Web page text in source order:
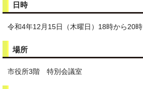
日時
令和4年12月15日（木曜日）18時から20時
場所
市役所3階 特別会議室